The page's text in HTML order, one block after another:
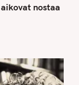
nostaa